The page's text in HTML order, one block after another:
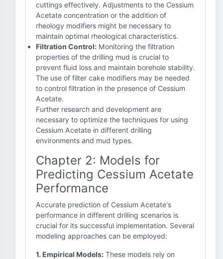
cuttings effectively. Adjustments to the Cessium
Acetate concentration or the addition of
rheology modifiers might be necessary to
maintain optimal rheological characteristics.
Filtration Control: Monitoring the filtration
properties of the drilling mud is crucial to
prevent fluid loss and maintain borehole stability.
The use of filter cake modifiers may be needed
to control filtration in the presence of Cessium
Acetate.
Further research and development are
necessary to optimize the techniques for using
Cessium Acetate in different drilling
environments and mud types.
Chapter 2: Models for
Predicting Cessium Acetate
Performance
Accurate prediction of Cessium Acetate's
performance in different drilling scenarios is
crucial for its successful implementation. Several
modeling approaches can be employed:
1. Empirical Models: These models rely on